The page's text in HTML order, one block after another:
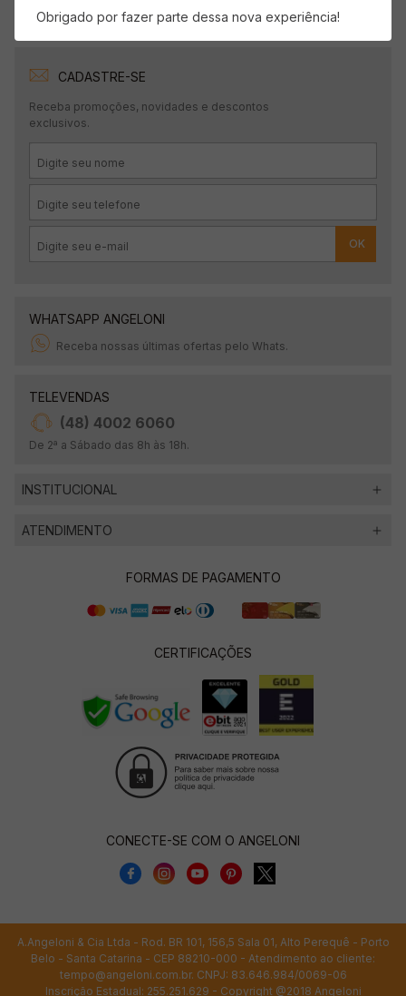
CADASTRE-SE
Receba promoções, novidades e descontos
exclusivos.
OK
WHATSAPP ANGELONI
Receba nossas últimas ofertas pelo Whats.
TELEVENDAS
(48) 4002 6060
De 2ª a Sábado das 8h às 18h.
INSTITUCIONAL
ATENDIMENTO
FORMAS DE PAGAMENTO
CERTIFICAÇÕES
CONECTE-SE COM O ANGELONI
A.Angeloni & Cia Ltda - Rod. BR 101, 156,5 Sala 01, Alto Perequê - Porto
Belo - Santa Catarina - CEP 88210-000 - Atendimento ao cliente:
tempo@angeloni.com.br. CNPJ: 83.646.984/0069-06
Inscrição Estadual: 255.251.629 - Copyright @2018 Angeloni
Obrigado por fazer parte dessa nova experiência!